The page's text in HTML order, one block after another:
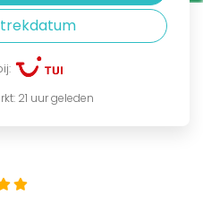
21 uur geleden